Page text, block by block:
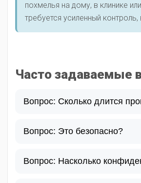
похмелья на дому, в клинике
требуется усиленный
Часто задаваемые
Вопрос: Сколько длится
Вопрос: Это безопасно?
Вопрос: Насколько